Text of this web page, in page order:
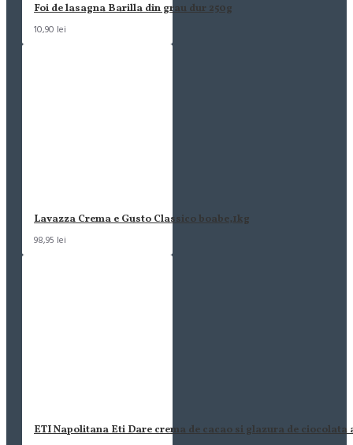
Foi de lasagna Barilla din grau dur 250g
10,90 lei
Lavazza Crema e Gusto Classico boabe,1kg
98,95 lei
ETI Napolitana Eti Dare crema de cacao si glazura de ciocolata